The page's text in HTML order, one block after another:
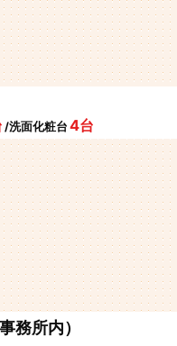
/洗面化粧台 4台
務所内）